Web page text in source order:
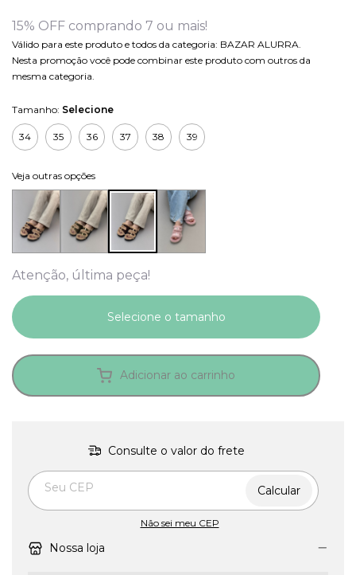
15% OFF comprando 7 ou mais!
Válido para este produto e todos da categoria: BAZAR ALURRA.
Nesta promoção você pode combinar este produto com outros da
mesma categoria.
Tamanho: Selecione
34 35 36 37 38 39
Veja outras opções
Atenção, última peça!
Adicionar ao carrinho
Consulte o valor do frete
Entregas para o CEP:
Calcular
Não sei meu CEP
Nossa loja